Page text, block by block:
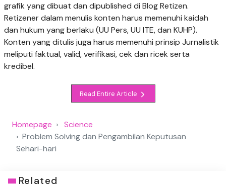
grafik yang dibuat dan dipublished di Blog Retizen.
Retizener dalam menulis konten harus memenuhi kaidah
dan hukum yang berlaku (UU Pers, UU ITE, dan KUHP).
Konten yang ditulis juga harus memenuhi prinsip Jurnalistik
meliputi faktual, valid, verifikasi, cek dan ricek serta
kredibel.
Read Entire Article
Homepage
Science
Problem Solving dan Pengambilan Keputusan
Sehari-hari
Related